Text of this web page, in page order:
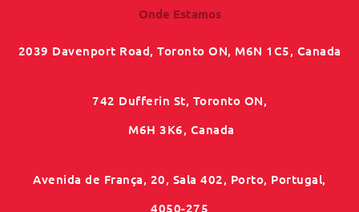
Onde Estamos
2039 Davenport Road, Toronto ON, M6N 1C5, Canada
742 Dufferin St, Toronto ON,
M6H 3K6, Canada
Avenida de França, 20, Sala 402, Porto, Portugal,
4050-275